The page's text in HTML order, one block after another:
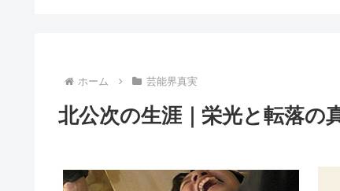
ホーム 芸能界真実
北公次の生涯｜栄光と転落